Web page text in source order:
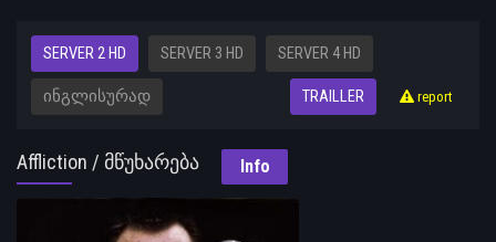
SERVER 2 HD SERVER 3 HD SERVER 4 HD
ᲘᲜᲒᲚᲘᲡᲣᲠᲐᲓ TRAILLER report
Affliction / მწუხარება Info